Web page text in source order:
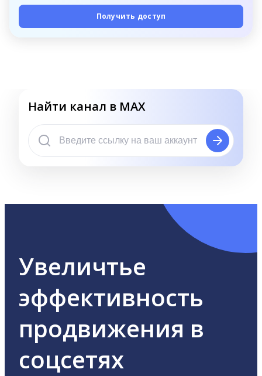
Получить доступ
Найти канал в MAX
Увеличтье
эффективность
продвижения в
соцсетях